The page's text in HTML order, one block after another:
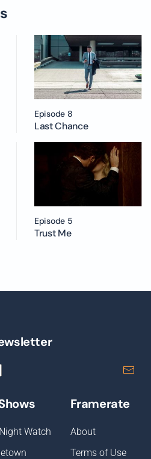
Episode 8
Last Chance
Episode 5
Trust Me
Watch
Framerate
About
Terms of Use